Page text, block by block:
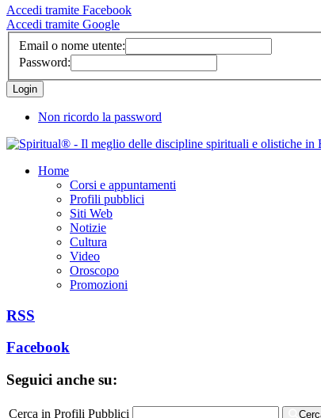
Accedi tramite Facebook
Accedi tramite Google
Email o nome utente:
Password:
Non ricordo la password
Home
Corsi e appuntamenti
Profili pubblici
Siti Web
Notizie
Cultura
Video
Oroscopo
Promozioni
RSS
Facebook
Seguici anche su:
Cerca in Profili Pubblici